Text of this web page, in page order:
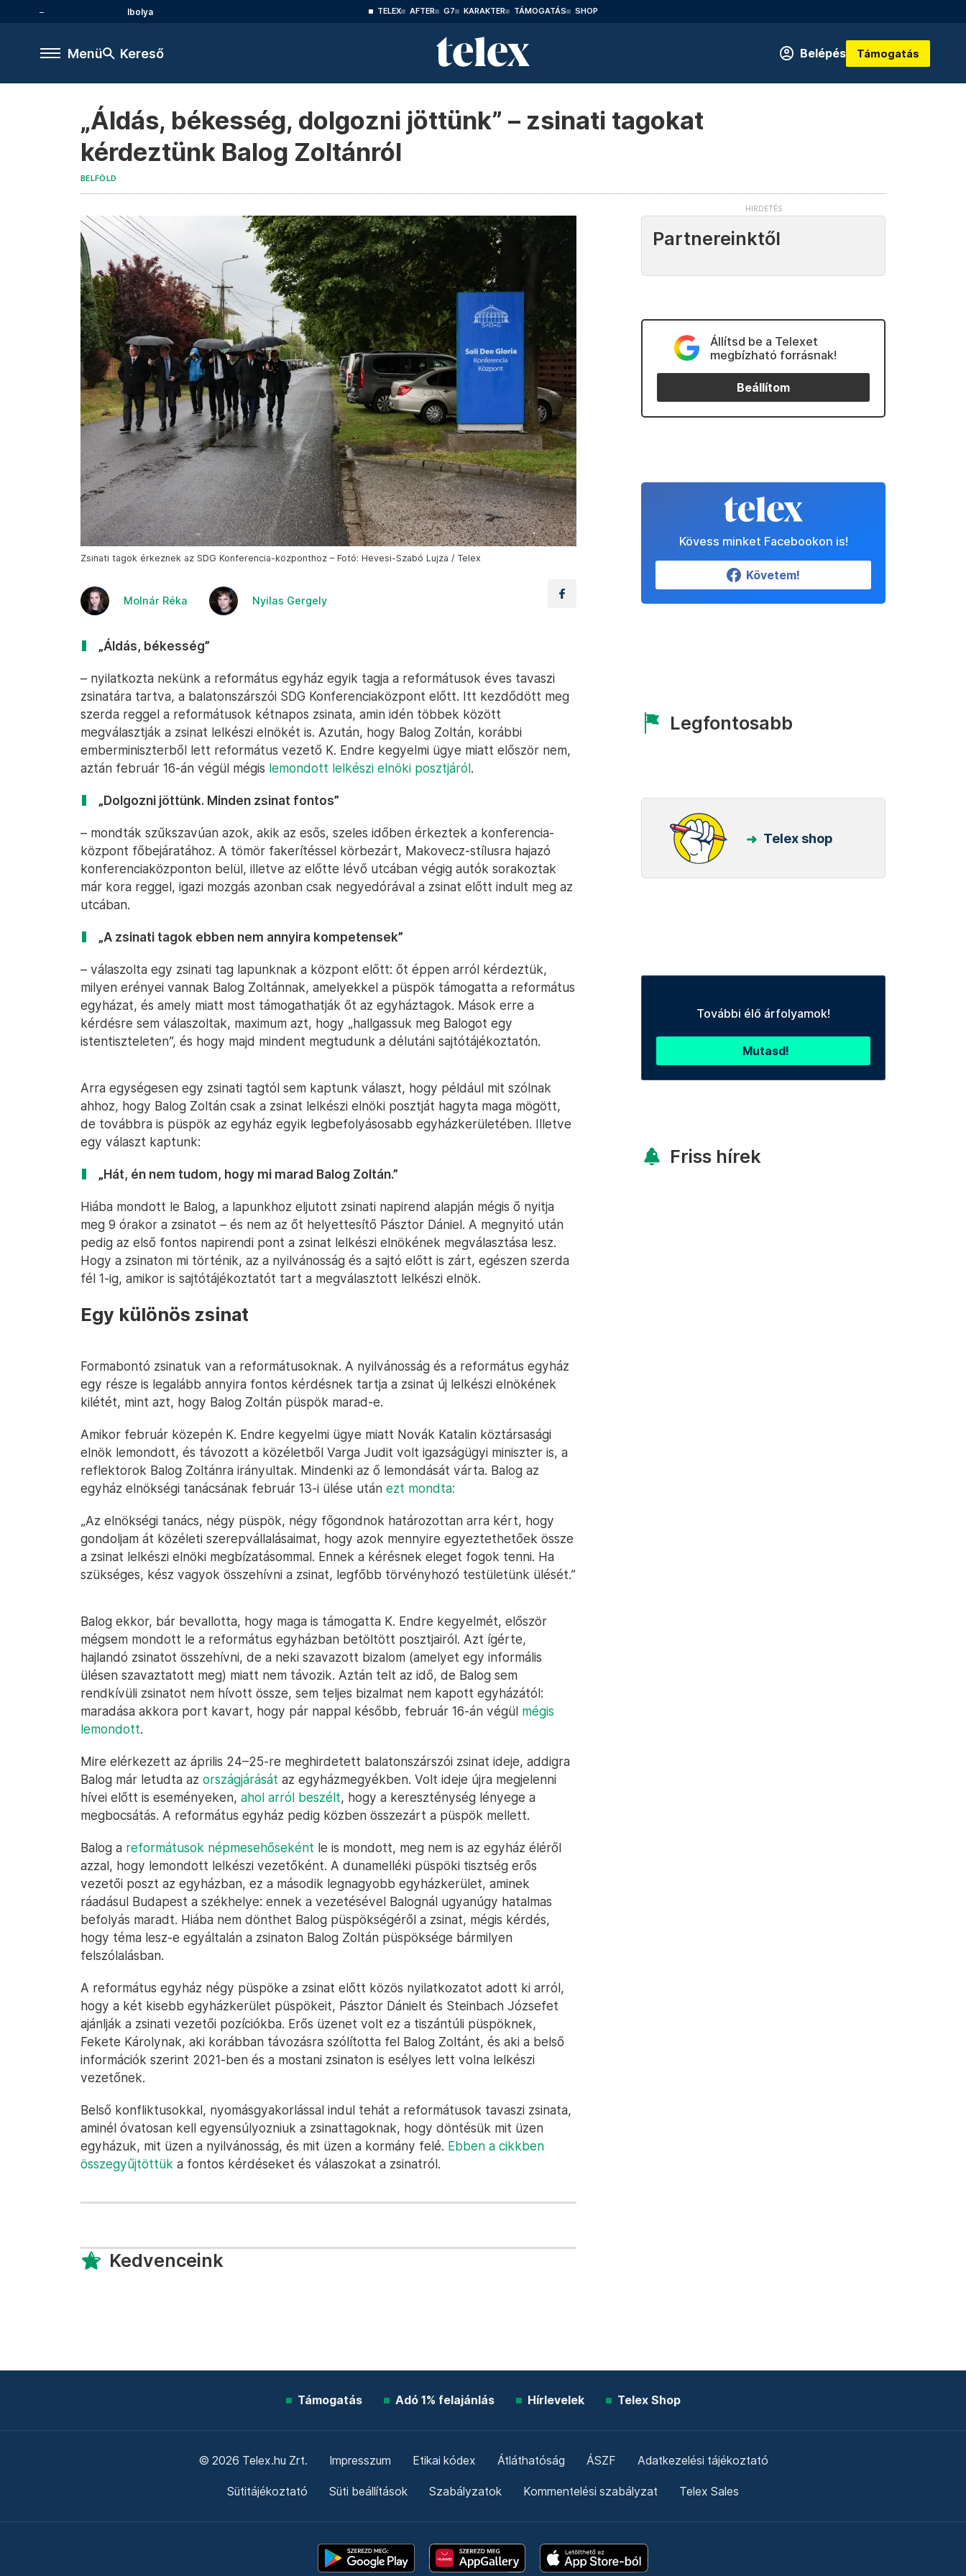
Ibolya TELEX AFTER G7 KARAKTER TÁMOGATÁS SHOP
Menü Kereső Belépés Támogatás
„Áldás, békesség, dolgozni jöttünk” – zsinati tagokat
kérdeztünk Balog Zoltánról
BELFÖLD
Zsinati tagok érkeznek az SDG Konferencia-központhoz – Fotó: Hevesi-Szabó Lujza / Telex
Molnár Réka Nyilas Gergely
„Áldás, békesség”
– nyilatkozta nekünk a református egyház egyik tagja a reformátusok éves tavaszi
zsinatára tartva, a balatonszárszói SDG Konferenciaközpont előtt. Itt kezdődött meg
szerda reggel a reformátusok kétnapos zsinata, amin idén többek között
megválasztják a zsinat lelkészi elnökét is. Azután, hogy Balog Zoltán, korábbi
emberminiszterből lett református vezető K. Endre kegyelmi ügye miatt először nem,
aztán február 16-án végül mégis lemondott lelkészi elnöki posztjáról.
„Dolgozni jöttünk. Minden zsinat fontos”
– mondták szűkszavúan azok, akik az esős, szeles időben érkeztek a konferencia-
központ főbejáratához. A tömör fakerítéssel körbezárt, Makovecz-stílusra hajazó
konferenciaközponton belül, illetve az előtte lévő utcában végig autók sorakoztak
már kora reggel, igazi mozgás azonban csak negyedórával a zsinat előtt indult meg az
utcában.
„A zsinati tagok ebben nem annyira kompetensek”
– válaszolta egy zsinati tag lapunknak a központ előtt: őt éppen arról kérdeztük,
milyen erényei vannak Balog Zoltánnak, amelyekkel a püspök támogatta a református
egyházat, és amely miatt most támogathatják őt az egyháztagok. Mások erre a
kérdésre sem válaszoltak, maximum azt, hogy „hallgassuk meg Balogot egy
istentiszteleten”, és hogy majd mindent megtudunk a délutáni sajtótájékoztatón.
Arra egységesen egy zsinati tagtól sem kaptunk választ, hogy például mit szólnak
ahhoz, hogy Balog Zoltán csak a zsinat lelkészi elnöki posztját hagyta maga mögött,
de továbbra is püspök az egyház egyik legbefolyásosabb egyházkerületében. Illetve
egy választ kaptunk:
„Hát, én nem tudom, hogy mi marad Balog Zoltán.”
Hiába mondott le Balog, a lapunkhoz eljutott zsinati napirend alapján mégis ő nyitja
meg 9 órakor a zsinatot – és nem az őt helyettesítő Pásztor Dániel. A megnyitó után
pedig az első fontos napirendi pont a zsinat lelkészi elnökének megválasztása lesz.
Hogy a zsinaton mi történik, az a nyilvánosság és a sajtó előtt is zárt, egészen szerda
fél 1-ig, amikor is sajtótájékoztatót tart a megválasztott lelkészi elnök.
Egy különös zsinat
Formabontó zsinatuk van a reformátusoknak. A nyilvánosság és a református egyház
egy része is legalább annyira fontos kérdésnek tartja a zsinat új lelkészi elnökének
kilétét, mint azt, hogy Balog Zoltán püspök marad-e.
Amikor február közepén K. Endre kegyelmi ügye miatt Novák Katalin köztársasági
elnök lemondott, és távozott a közéletből Varga Judit volt igazságügyi miniszter is, a
reflektorok Balog Zoltánra irányultak. Mindenki az ő lemondását várta. Balog az
egyház elnökségi tanácsának február 13-i ülése után ezt mondta:
„Az elnökségi tanács, négy püspök, négy főgondnok határozottan arra kért, hogy
gondoljam át közéleti szerepvállalásaimat, hogy azok mennyire egyeztethetőek össze
a zsinat lelkészi elnöki megbízatásommal. Ennek a kérésnek eleget fogok tenni. Ha
szükséges, kész vagyok összehívni a zsinat, legfőbb törvényhozó testületünk ülését.”
Balog ekkor, bár bevallotta, hogy maga is támogatta K. Endre kegyelmét, először
mégsem mondott le a református egyházban betöltött posztjairól. Azt ígérte,
hajlandó zsinatot összehívni, de a neki szavazott bizalom (amelyet egy informális
ülésen szavaztatott meg) miatt nem távozik. Aztán telt az idő, de Balog sem
rendkívüli zsinatot nem hívott össze, sem teljes bizalmat nem kapott egyházától:
maradása akkora port kavart, hogy pár nappal később, február 16-án végül mégis
lemondott.
Mire elérkezett az április 24–25-re meghirdetett balatonszárszói zsinat ideje, addigra
Balog már letudta az országjárását az egyházmegyékben. Volt ideje újra megjelenni
hívei előtt is eseményeken, ahol arról beszélt, hogy a kereszténység lényege a
megbocsátás. A református egyház pedig közben összezárt a püspök mellett.
Balog a reformátusok népmesehőseként le is mondott, meg nem is az egyház éléről
azzal, hogy lemondott lelkészi vezetőként. A dunamelléki püspöki tisztség erős
vezetői poszt az egyházban, ez a második legnagyobb egyházkerület, aminek
ráadásul Budapest a székhelye: ennek a vezetésével Balognál ugyanúgy hatalmas
befolyás maradt. Hiába nem dönthet Balog püspökségéről a zsinat, mégis kérdés,
hogy téma lesz-e egyáltalán a zsinaton Balog Zoltán püspöksége bármilyen
felszólalásban.
A református egyház négy püspöke a zsinat előtt közös nyilatkozatot adott ki arról,
hogy a két kisebb egyházkerület püspökeit, Pásztor Dánielt és Steinbach Józsefet
ajánlják a zsinati vezetői pozíciókba. Erős üzenet volt ez a tiszántúli püspöknek,
Fekete Károlynak, aki korábban távozásra szólította fel Balog Zoltánt, és aki a belső
információk szerint 2021-ben és a mostani zsinaton is esélyes lett volna lelkészi
vezetőnek.
Belső konfliktusokkal, nyomásgyakorlással indul tehát a reformátusok tavaszi zsinata,
aminél óvatosan kell egyensúlyozniuk a zsinattagoknak, hogy döntésük mit üzen
egyházuk, mit üzen a nyilvánosság, és mit üzen a kormány felé. Ebben a cikkben
összegyűjtöttük a fontos kérdéseket és válaszokat a zsinatról.
Kedvenceink
Partnereinktől
Állítsd be a Telexet
megbízható forrásnak!
Beállítom
Kövess minket Facebookon is!
Követem!
Legfontosabb
Telex shop
További élő árfolyamok!
Mutasd!
Friss hírek
Támogatás Adó 1% felajánlás Hírlevelek Telex Shop
© 2026 Telex.hu Zrt. Impresszum Etikai kódex Átláthatóság ÁSZF Adatkezelési tájékoztató
Sütitájékoztató Süti beállítások Szabályzatok Kommentelési szabályzat Telex Sales